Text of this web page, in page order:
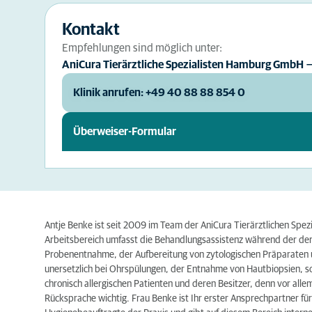
Kontakt
Empfehlungen sind möglich unter:
AniCura Tierärztliche Spezialisten Hamburg GmbH
Klinik anrufen: +49 40 88 88 854 0
Überweiser-Formular
Antje Benke ist seit 2009 im Team der AniCura Tierärztlichen
Arbeitsbereich umfasst die Behandlungsassistenz während der
Probenentnahme, der Aufbereitung von zytologischen
unersetzlich bei Ohrspülungen, der Entnahme von Hautbiopsien,
chronisch allergischen Patienten und deren Besitzer, denn vor
Rücksprache wichtig. Frau Benke ist Ihr erster Ansprechpartner